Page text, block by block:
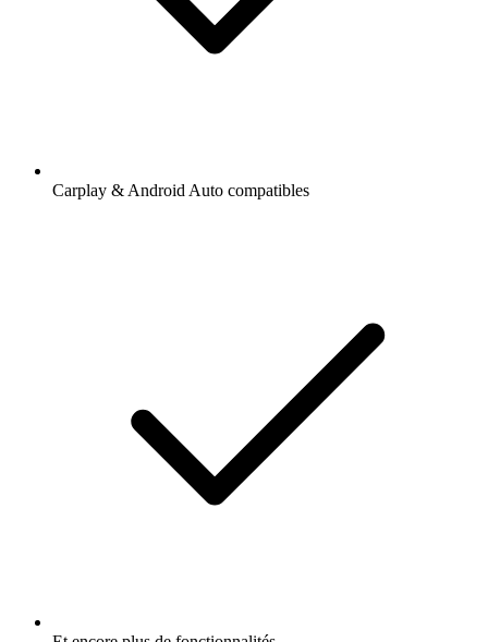
Carplay & Android Auto compatibles